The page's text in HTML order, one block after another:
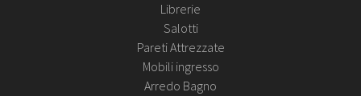
Librerie
Salotti
Pareti Attrezzate
Mobili ingresso
Arredo Bagno